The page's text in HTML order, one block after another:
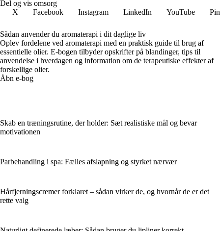
Del og vis omsorg
X
Facebook Instagram LinkedIn YouTube
Sådan anvender du aromaterapi i dit daglige liv
Oplev fordelene ved aromaterapi med en praktisk guide til brug af
essentielle olier. E-bogen tilbyder opskrifter på blandinger, tips til
anvendelse i hverdagen og information om de terapeutiske effekter af
forskellige olier.
Åbn e-bog
Skab en træningsrutine, der holder: Sæt realistiske mål og bevar
motivationen
Parbehandling i spa: Fælles afslapning og styrket nærvær
Hårfjerningscremer forklaret – sådan virker de, og hvornår de er det
rette valg